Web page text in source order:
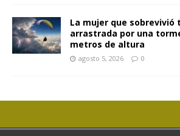
La mujer que sobrevivió
arrastrada por una
metros de altura
agosto 5, 2026 0